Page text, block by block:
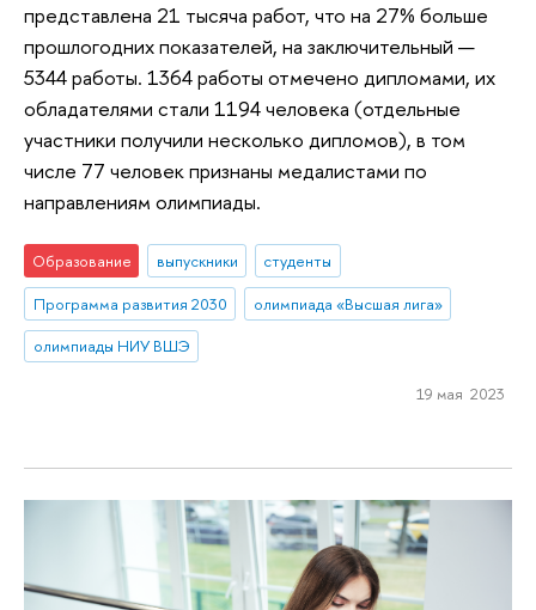
представлена 21 тысяча работ, что на 27% больше
прошлогодних показателей, на заключительный —
5344 работы. 1364 работы отмечено дипломами, их
обладателями стали 1194 человека (отдельные
участники получили несколько дипломов), в том
числе 77 человек признаны медалистами по
направлениям олимпиады.
Образование выпускники
студенты
Программа развития 2030
олимпиада «Высшая лига»
олимпиады НИУ ВШЭ
19 мая 2023